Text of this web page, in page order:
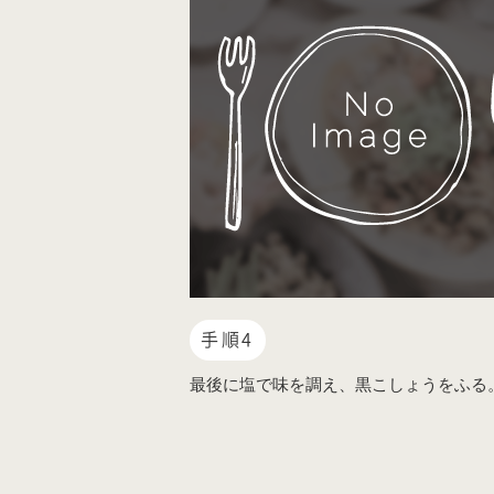
手順4
最後に塩で味を調え、黒こしょうをふる